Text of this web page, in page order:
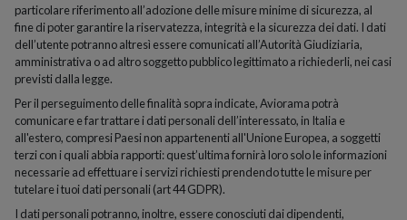
particolare riferimento all’adozione delle misure minime di sicurezza, al
fine di poter garantire la riservatezza, integrità e la sicurezza dei dati. I dati
dell’utente potranno altresì essere comunicati all’Autorità Giudiziaria,
amministrativa o ad altro soggetto pubblico legittimato a richiederli, nei casi
previsti dalla legge.
Per il perseguimento delle finalità sopra indicate, Aviorama potrà
comunicare e far trattare i dati personali dell’interessato, in Italia e
all'estero, compresi Paesi non appartenenti all'Unione Europea, a soggetti
terzi con i quali abbia rapporti: quest’ultima fornirà loro solo le informazioni
necessarie ad effettuare i servizi richiesti prendendo tutte le misure per
tutelare i tuoi dati personali (art 44 GDPR).
I dati personali potranno, inoltre, essere conosciuti dai dipendenti,